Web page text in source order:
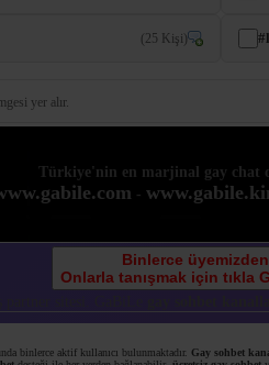
(25 Kişi)
yer alır.
Türkiye'nin en marjinal gay chat
-
Binlerce üyemizden
Onlarla tanışmak için tıkla
binlerce aktif kullanıcı bulunmaktadır. Gay sohbet